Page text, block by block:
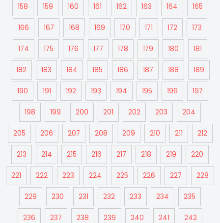
158 159 160 161 162 163 164 165
166 167 168 169 170 171 172 173
174 175 176 177 178 179 180 181
182 183 184 185 186 187 188 189
190 191 192 193 194 195 196 197
198 199 200 201 202 203 204
205 206 207 208 209 210 211 212
213 214 215 216 217 218 219 220
221 222 223 224 225 226 227 228
229 230 231 232 233 234 235
236 237 238 239 240 241 242